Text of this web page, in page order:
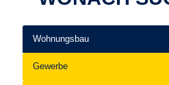
Wohnungsbau
Gewerbe